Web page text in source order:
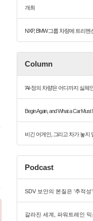
개최
NXP, BMW 그룹 차량에 트리멘
Column
'AI-정의 차량'은 어디까지 실체
Begin Again, and What a Car
비긴 어게인, 그리고 차가 놓지
Podcast
SDV 보안의 본질은 ‘추적성
갈라진 세계, 파워트레인